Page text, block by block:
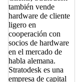
también vende
hardware de cliente
ligero en
cooperación con
socios de hardware
en el mercado de
habla alemana.
Stratodesk es una
empresa de capital